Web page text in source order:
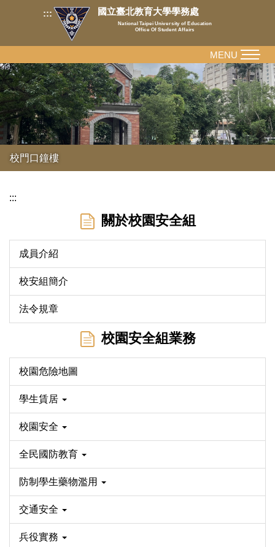
內
容
區
::: 國立臺北教育大學學務處
National Taipei University of Education
Office Of Student Affairs
校門口鐘樓
MENU
:::
關於校園安全組
成員介紹
校安組簡介
法令規章
校園安全組業務
校園危險地圖
學生賃居
校園安全
全民國防教育
防制學生藥物濫用
交通安全
兵役實務